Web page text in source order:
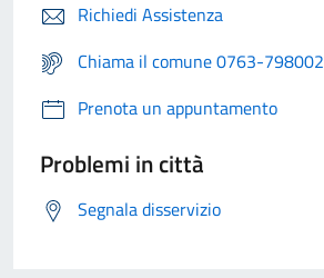
Richiedi Assistenza
Chiama il comune 0763-798002
Prenota un appuntamento
Problemi in città
Segnala disservizio